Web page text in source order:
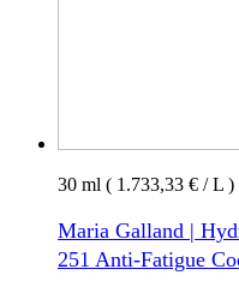
30 ml ( 1.733,33 € / L )
Maria Galland |
251 Anti-Fatigue